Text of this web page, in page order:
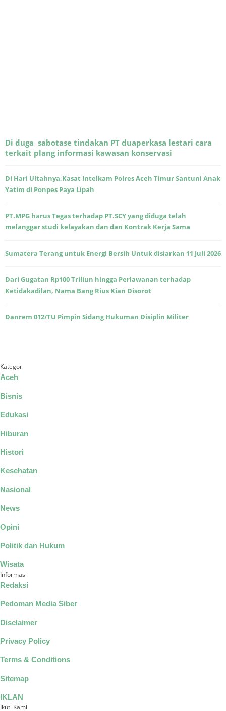
Di duga sabotase tindakan PT duaperkasa lestari cara
terkait plang informasi kawasan konservasi
Di Hari Ultahnya,Kasat Intelkam Polres Aceh Timur Santuni Anak
Yatim di Ponpes Paya Lipah
PT.MPG harus Tegas terhadap PT.SCY yang diduga telah
melanggar studi kelayakan dan dan Kontrak Kerja Sama
Sumatera Terang untuk Energi Bersih Untuk disiarkan 11 Juli 2026
Dari Gugatan Rp100 Triliun hingga Perlawanan terhadap
Ketidakadilan, Nama Bang Rius Kian Disorot
Danrem 012/TU Pimpin Sidang Hukuman Disiplin Militer
Kategori
Aceh
Bisnis
Edukasi
Hiburan
Histori
Kesehatan
Nasional
News
Opini
Politik dan Hukum
Wisata
Informasi
Redaksi
Pedoman Media Siber
Disclaimer
Privacy Policy
Terms & Conditions
Sitemap
IKLAN
Ikuti Kami